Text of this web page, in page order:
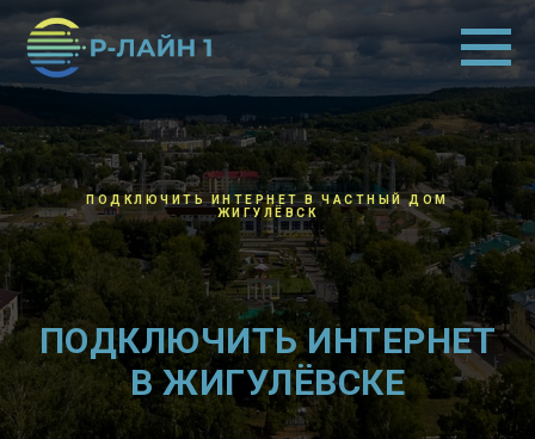
ПОДКЛЮЧИТЬ ИНТЕРНЕТ В ЧАСТНЫЙ ДОМ
ЖИГУЛЁВСК
ПОДКЛЮЧИТЬ ИНТЕРНЕТ
В ЖИГУЛЁВСКЕ